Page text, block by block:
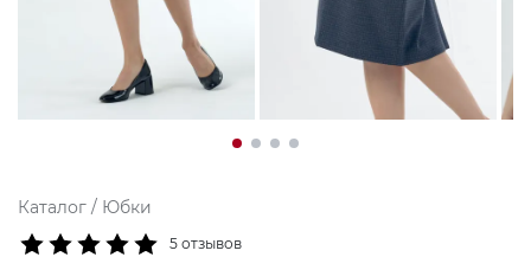
Каталог / Юбки
5 отзывов